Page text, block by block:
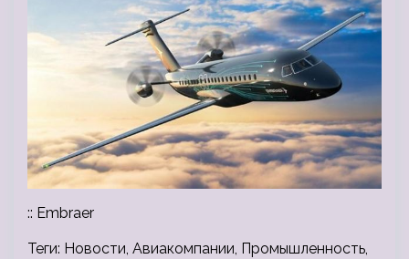
:: Embraer
Теги: Новости, Авиакомпании, Промышленность,